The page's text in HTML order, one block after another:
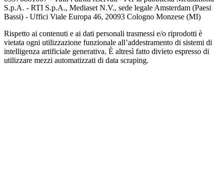
S.p.A. - RTI S.p.A., Mediaset N.V., sede legale Amsterdam (Paesi
Bassi) - Uffici Viale Europa 46, 20093 Cologno Monzese (MI)
Rispetto ai contenuti e ai dati personali trasmessi e/o riprodotti è
vietata ogni utilizzazione funzionale all’addestramento di sistemi di
intelligenza artificiale generativa. È altresì fatto divieto espresso di
utilizzare mezzi automatizzati di data scraping.